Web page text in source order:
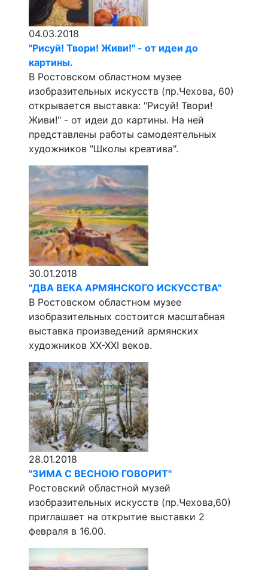
04.03.2018
"Рисуй! Твори! Живи!" - от идеи до
картины.
В Ростовском областном музее
изобразительных искусств (пр.Чехова, 60)
открывается выставка: "Рисуй! Твори!
Живи!" - от идеи до картины. На ней
представлены работы самодеятельных
художников "Школы креатива".
30.01.2018
"ДВА ВЕКА АРМЯНСКОГО ИСКУССТВА"
В Ростовском областном музее
изобразительных состоится масштабная
выставка произведений армянских
художников XX-XXI веков.
28.01.2018
"ЗИМА С ВЕСНОЮ ГОВОРИТ"
Ростовский областной музей
изобразительных искусств (пр.Чехова,60)
приглашает на открытие выставки 2
февраля в 16.00.